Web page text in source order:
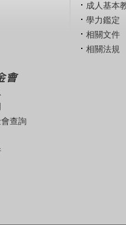
成人基本
學力鑑定
相關文件
相關法規
會
查詢